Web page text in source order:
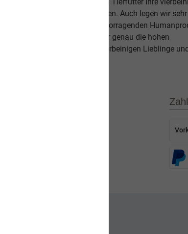
und abwechslungsreich ernähren. Auch legen wir
gut geht. Unsere hervorragenden
Unternehmen kennen wir genau die hohen
Kunden sowie unseren vierbeinigen Lieblinge